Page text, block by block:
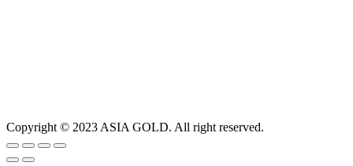
Copyright © 2023 ASIA GOLD. All right reserved.